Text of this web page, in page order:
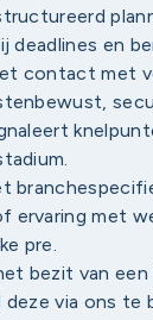
deadlines en
contact met
ervaring met
pre.
bezit van
via ons te